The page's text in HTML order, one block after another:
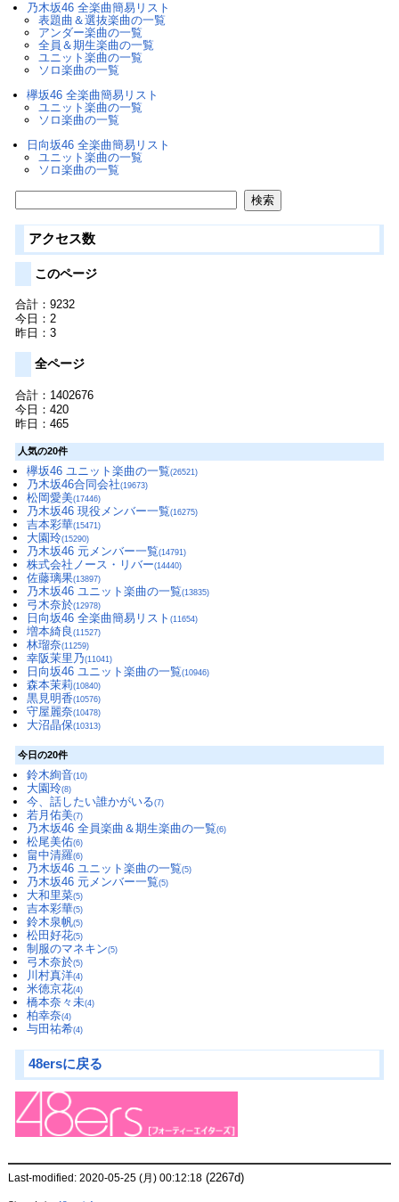
乃木坂46 全楽曲簡易リスト
表題曲＆選抜楽曲の一覧
アンダー楽曲の一覧
全員＆期生楽曲の一覧
ユニット楽曲の一覧
ソロ楽曲の一覧
欅坂46 全楽曲簡易リスト
ユニット楽曲の一覧
ソロ楽曲の一覧
日向坂46 全楽曲簡易リスト
ユニット楽曲の一覧
ソロ楽曲の一覧
アクセス数
このページ
合計：9232
今日：2
昨日：3
全ページ
合計：1402676
今日：420
昨日：465
人気の20件
欅坂46 ユニット楽曲の一覧(26521)
乃木坂46合同会社(19673)
松岡愛美(17446)
乃木坂46 現役メンバー一覧(16275)
吉本彩華(15471)
大園玲(15290)
乃木坂46 元メンバー一覧(14791)
株式会社ノース・リバー(14440)
佐藤璃果(13897)
乃木坂46 ユニット楽曲の一覧(13835)
弓木奈於(12978)
日向坂46 全楽曲簡易リスト (11654)
増本綺良 (11527)
林瑠奈(11259)
幸阪茉里乃(11041)
日向坂46 ユニット楽曲の一覧(10946)
森本茉莉(10840)
黒見明香(10576)
守屋麗奈(10478)
大沼晶保(10313)
今日の20件
鈴木絢音(10)
大園玲(8)
今、話したい誰かがいる(7)
若月佑美(7)
乃木坂46 全員楽曲＆期生楽曲の一覧(6)
松尾美佑(6)
畠中清羅(6)
乃木坂46 ユニット楽曲の一覧(5)
乃木坂46 元メンバー一覧(5)
大和里菜(5)
吉本彩華(5)
鈴木泉帆(5)
松田好花(5)
制服のマネキン(5)
弓木奈於(5)
川村真洋(4)
米徳京花(4)
橋本奈々未(4)
柏幸奈(4)
与田祐希(4)
48ersに戻る
Last-modified: 2020-05-25 (月) 00:12:18(2267d)